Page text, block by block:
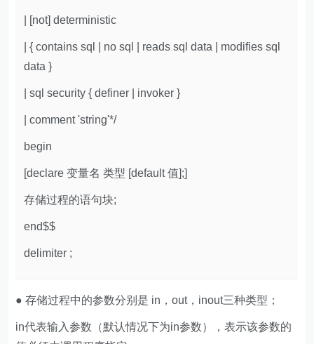
| [not] deterministic
| { contains sql | no sql | reads sql data | modifies sql
data }
| sql security { definer | invoker }
| comment 'string'*/
begin
[declare 变量名 类型 [default 值];]
存储过程的语句块;
end$$
delimiter ;
● 存储过程中的参数分别是 in，out，inout三种类型；
in代表输入参数（默认情况下为in参数），表示该参数的